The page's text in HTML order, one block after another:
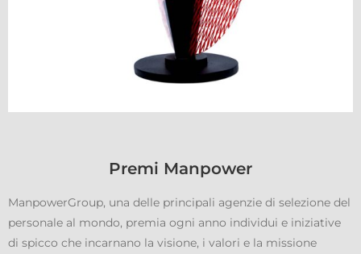
Premi Manpower
ManpowerGroup, una delle principali agenzie di selezione del
personale al mondo, premia ogni anno individui e iniziative
di spicco che incarnano la visione, i valori e la missione